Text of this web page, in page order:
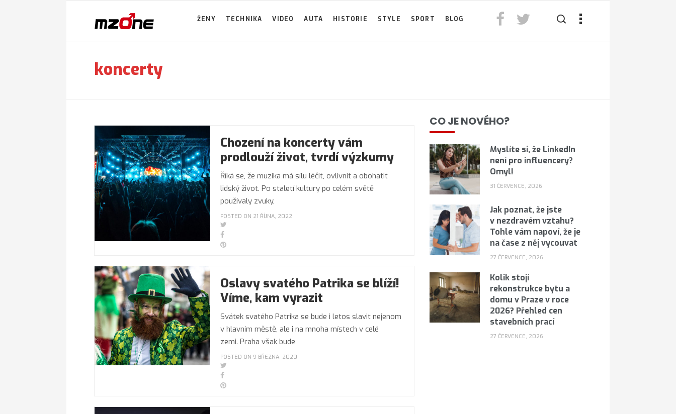
ŽENY TECHNIKA VIDEO AUTA HISTORIE STYLE SPORT BLOG
koncerty
Chození na koncerty vám
prodlouží život, tvrdí výzkumy
Říká se, že muzika má sílu léčit, ovlivnit a obohatit
lidský život. Po staletí kultury po celém světě
používaly zvuky,
POSTED ON 21 ŘÍJNA, 2022
Oslavy svatého Patrika se blíží!
Víme, kam vyrazit
Svátek svatého Patrika se bude i letos slavit nejenom
v hlavním městě, ale i na mnoha místech v celé
zemi. Praha však bude
POSTED ON 9 BŘEZNA, 2020
CO JE NOVÉHO?
Myslíte si, že LinkedIn
není pro influencery?
Omyl!
31 ČERVENCE, 2026
Jak poznat, že jste
v nezdravém vztahu?
Tohle vám napoví, že je
na čase z něj vycouvat
27 ČERVENCE, 2026
Kolik stojí
rekonstrukce bytu a
domu v Praze v roce
2026? Přehled cen
stavebních prací
27 ČERVENCE, 2026